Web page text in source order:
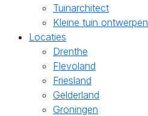
Tuinarchitect
Kleine tuin ontwerpen
Locaties
Drenthe
Flevoland
Friesland
Gelderland
Groningen